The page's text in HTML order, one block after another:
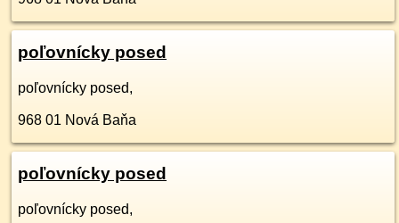
poľovnícky posed
poľovnícky posed,
968 01 Nová Baňa
poľovnícky posed
poľovnícky posed,